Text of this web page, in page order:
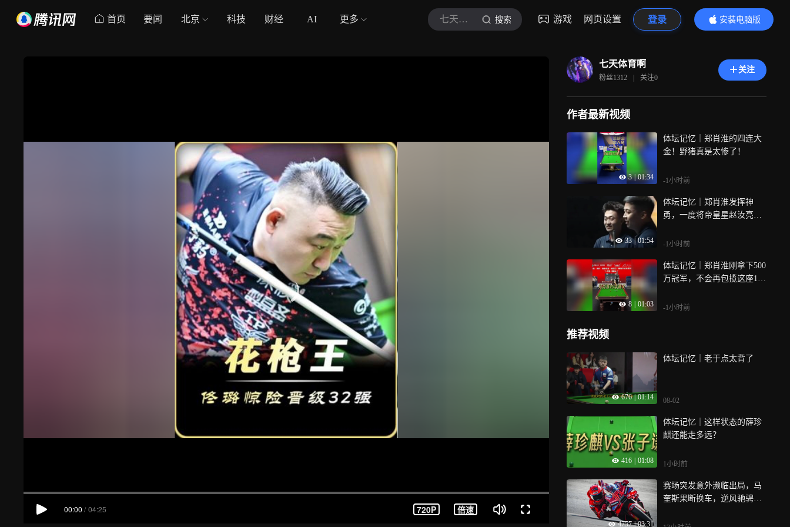
首页 要闻 北京 科技 财经 AI 更多 七天体育啊 搜索 游戏 网页设置 登录
安装电脑版
内容更精彩
00:00 / 04:25 720P 倍速
七天体育啊
粉丝1312 | 关注0
关注
作者最新视频
3 | 01:34
体坛记忆｜郑肖淮的四连大
金！野猪真是太惨了！
-1小时前
33 | 01:54
体坛记忆｜郑肖淮发挥神
勇，一度将帝皇星赵汝亮打
冠啊！
-1小时前
8 01:03
体坛记忆｜郑肖淮刚拿下500
万冠军，不会再包揽这座100
-1小时前
推荐视频
676 | 01:14
体坛记忆｜老于点太背了
08-02
416 01:08
体坛记忆｜这样状态的薛珍
麒还能走多远？
1小时前
4757 | 03:31
赛场突发意外濒临出局，马
奎斯果断换车，逆风驰骋再